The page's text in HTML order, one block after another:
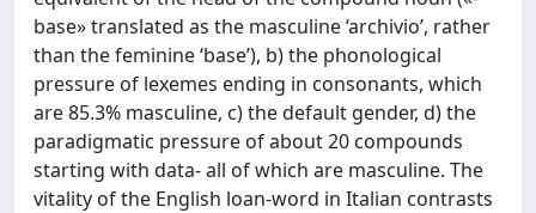
base» translated as the masculine ‘archivio’, rather
than the feminine ‘base’), b) the phonological
pressure of lexemes ending in consonants, which
are 85.3% masculine, c) the default gender, d) the
paradigmatic pressure of about 20 compounds
starting with data- all of which are masculine. The
vitality of the English loan-word in Italian contrasts